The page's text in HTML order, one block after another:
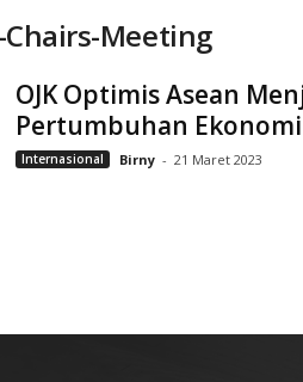
Meeting
OJK Optimis Asean
Pertumbuhan Ekonomi
Internasional Birny - 21 Maret 2023